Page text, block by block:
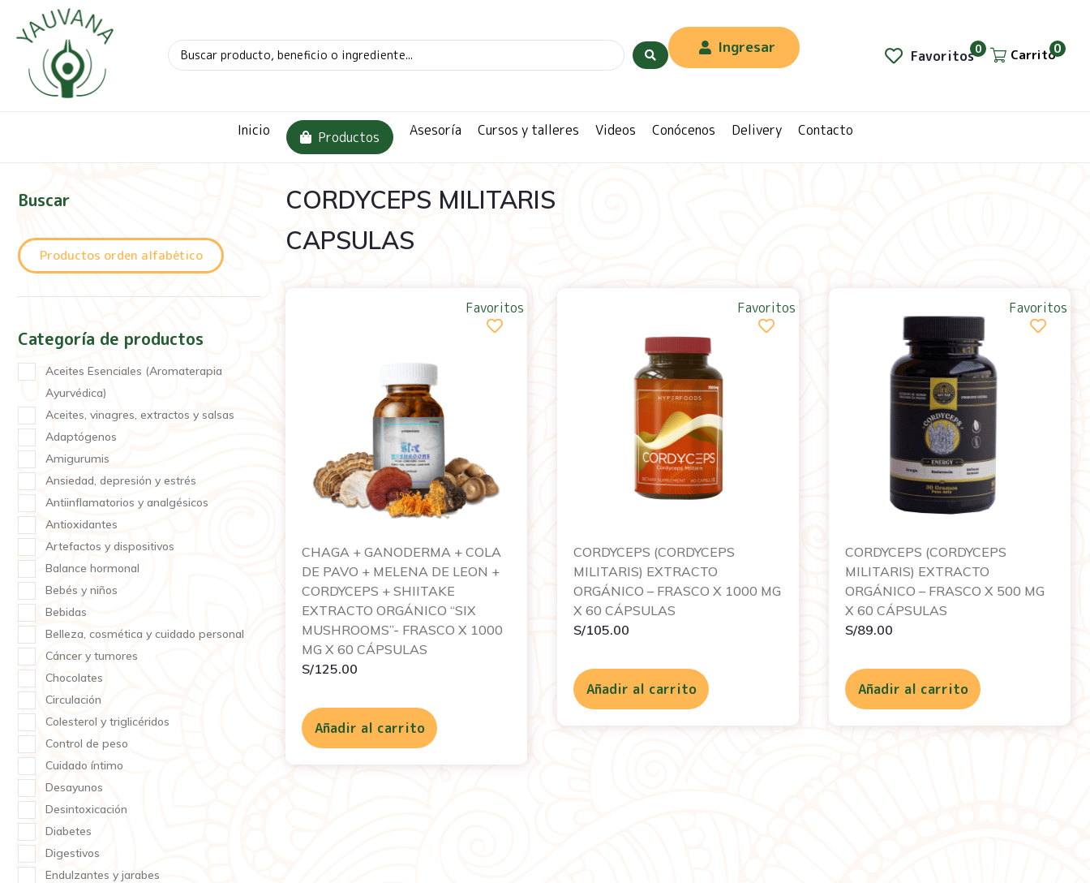
Ingresar Favoritos0 Carrito0
Inicio Productos Asesoría Cursos y talleres Videos Conócenos Delivery Contacto
Buscar
Productos orden alfabético
Categoría de productos
Aceites Esenciales (Aromaterapia
Ayurvédica)
Aceites, vinagres, extractos y salsas
Adaptógenos
Amigurumis
Ansiedad, depresión y estrés
Antiinflamatorios y analgésicos
Antioxidantes
Artefactos y dispositivos
Balance hormonal
Bebés y niños
Bebidas
Belleza, cosmética y cuidado personal
Cáncer y tumores
Chocolates
Circulación
Colesterol y triglicéridos
Control de peso
Cuidado íntimo
Desayunos
Desintoxicación
Diabetes
Digestivos
Endulzantes y jarabes
CORDYCEPS MILITARIS
CAPSULAS
CHAGA + GANODERMA + COLA
DE PAVO + MELENA DE LEON +
CORDYCEPS + SHIITAKE
EXTRACTO ORGÁNICO “SIX
MUSHROOMS”- FRASCO X 1000
MG X 60 CÁPSULAS
S/125.00
Añadir al carrito
Favoritos
CORDYCEPS (CORDYCEPS
MILITARIS) EXTRACTO
ORGÁNICO – FRASCO X 1000 MG
X 60 CÁPSULAS
S/105.00
Añadir al carrito
Favoritos
CORDYCEPS (CORDYCEPS
MILITARIS) EXTRACTO
ORGÁNICO – FRASCO X 500 MG
X 60 CÁPSULAS
S/89.00
Añadir al carrito
Favoritos